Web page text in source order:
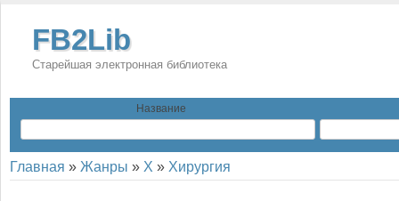
FB2Lib
Старейшая электронная библиотека
Название
Главная » Жанры » Х » Хирургия